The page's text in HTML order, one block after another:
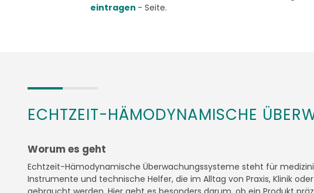
eintragen - Seite.
ECHTZEIT-HÄMODYNAMISCHE
Worum es geht
Echtzeit-Hämodynamische Überwachungssysteme steht für
Instrumente und technische Helfer, die im Alltag von Praxis, Klinik